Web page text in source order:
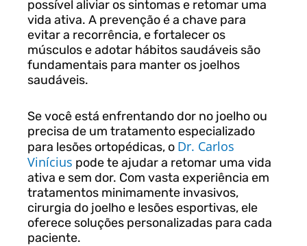
possível aliviar os sintomas e retomar uma
vida ativa. A prevenção é a chave para
evitar a recorrência, e fortalecer os
músculos e adotar hábitos saudáveis são
fundamentais para manter os joelhos
saudáveis.
Se você está enfrentando dor no joelho ou
precisa de um tratamento especializado
para lesões ortopédicas, o Dr. Carlos
Vinícius pode te ajudar a retomar uma vida
ativa e sem dor. Com vasta experiência em
tratamentos minimamente invasivos,
cirurgia do joelho e lesões esportivas, ele
oferece soluções personalizadas para cada
paciente.